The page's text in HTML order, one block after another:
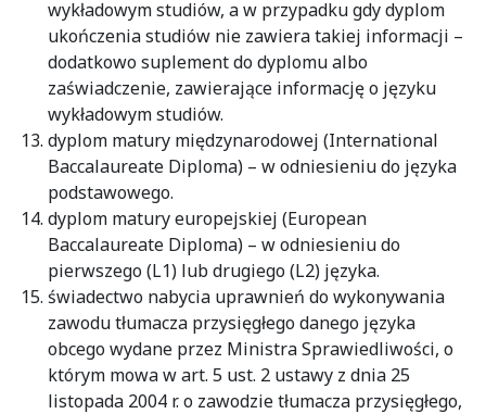
wykładowym studiów, a w przypadku gdy dyplom
ukończenia studiów nie zawiera takiej informacji –
dodatkowo suplement do dyplomu albo
zaświadczenie, zawierające informację o języku
wykładowym studiów.
dyplom matury międzynarodowej (International
Baccalaureate Diploma) – w odniesieniu do języka
podstawowego.
dyplom matury europejskiej (European
Baccalaureate Diploma) – w odniesieniu do
pierwszego (L1) lub drugiego (L2) języka.
świadectwo nabycia uprawnień do wykonywania
zawodu tłumacza przysięgłego danego języka
obcego wydane przez Ministra Sprawiedliwości, o
którym mowa w art. 5 ust. 2 ustawy z dnia 25
listopada 2004 r. o zawodzie tłumacza przysięgłego,